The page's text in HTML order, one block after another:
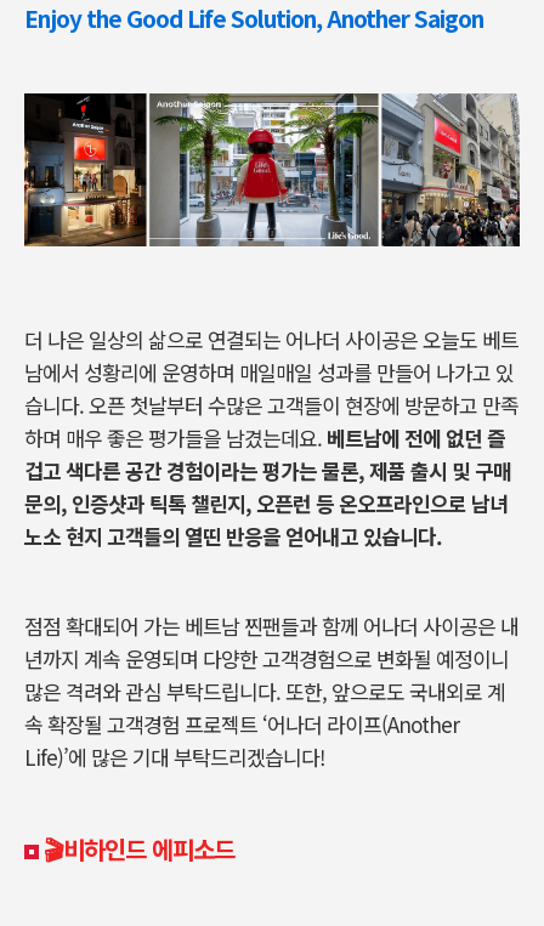
Enjoy the Good Life Solution, Another Saigon
더 나은 일상의 삶으로 연결되는 어나더 사이공은 오늘도 베트
남에서 성황리에 운영하며 매일매일 성과를 만들어 나가고 있
습니다. 오픈 첫날부터 수많은 고객들이 현장에 방문하고 만족
하며 매우 좋은 평가들을 남겼는데요. 베트남에 전에 없던 즐
겁고 색다른 공간 경험이라는 평가는 물론, 제품 출시 및 구매
문의, 인증샷과 틱톡 챌린지, 오픈런 등 온오프라인으로 남녀
노소 현지 고객들의 열띤 반응을 얻어내고 있습니다.
점점 확대되어 가는 베트남 찐팬들과 함께 어나더 사이공은 내
년까지 계속 운영되며 다양한 고객경험으로 변화될 예정이니
많은 격려와 관심 부탁드립니다. 또한, 앞으로도 국내외로 계
속 확장될 고객경험 프로젝트 ‘어나더 라이프(Another
Life)’에 많은 기대 부탁드리겠습니다!
🎬비하인드 에피소드